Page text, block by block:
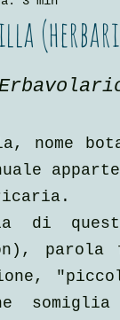
Le recensioni
su 5.
nome
di